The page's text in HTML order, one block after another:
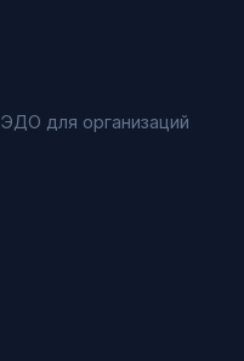
для организаций